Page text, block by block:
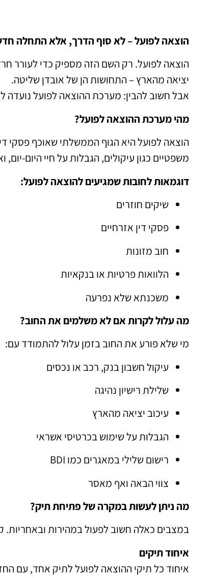
הוצאה לפועל – לא סוף הדרך, אלא התחלה
הוצאה לפועל. רק השם הזה מספיק כדי לעורר
יציאה מהארץ – התחושות הן של אובדן שליטה.
אבל חשוב להבין: מערכת ההוצאה לפועל נועדה
מהי מערכת ההוצאה לפועל?
הוצאה לפועל היא הגוף הממשלתי שאוכף פסקי
משפטיים כגון עיקולים, הגבלות על חיי היום-
דוגמאות לחובות שמגיעים להוצאה לפועל:
שיקים חוזרים
פסקי דין אזרחיים
חוב מזונות
הלוואות פרטיות או בנקאיות
משכנתא שלא נפרעה
מה עלול לקרות אם לא משלמים את החוב?
מי שלא פורע את החוב בזמן עלול להתמודד עם:
עיקול חשבון בנק, רכב או נכסים
שלילת רישיון נהיגה
עיכוב יציאה מהארץ
הגבלות על שימוש בכרטיסי אשראי
רישום שלילי במאגרים כמו BDI
צווי הבאה ואף מאסר
מה ניתן לעשות במקרה של פתיחת תיק?
במצבים כאלה חשוב לפעול במהירות ובאחריות.
איחוד תיקים
איחוד כל תיקי ההוצאה לפועל לתיק אחד, עם